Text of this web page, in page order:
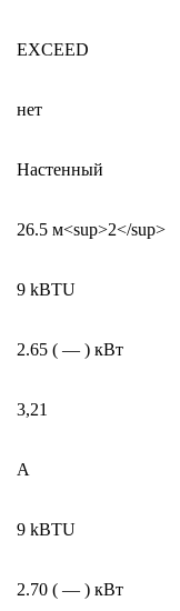
EXCEED
нет
Настенный
26.5 м<sup>2</sup>
9 kBTU
2.65 ( — ) кВт
3,21
A
9 kBTU
2.70 ( — ) кВт